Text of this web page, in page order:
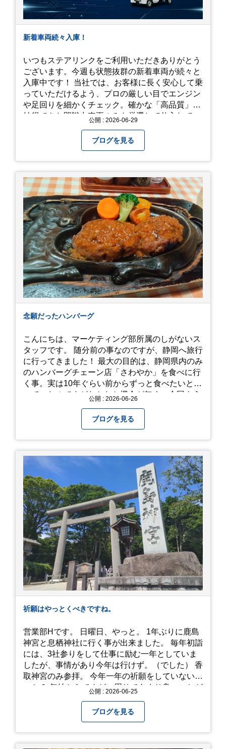
新着車両続々入庫！
いつもステアリンクをご利用いただきありがとう
ございます。今週も状態抜群の新着車両が続々と
入庫中です！ 当社では、お客様に長く安心して乗
っていただけるよう、プロの厳しい目でエンジン
や足回りを細かくチェック。確かな「高品質」と
納得できた即戦力車両のみを厳選して仕入れてい
公開 : 2026-06-29
ブログを見る
念願だったハンバーグ
こんにちは、マーケティング部所属のしがないス
タッフです。 随分前の事なのですが、静岡へ旅行
に行ってきました！ 最大の目的は、静岡県内のみ
のハンバーグチェーン店「さわやか」を食べに行
く事。実は10年ぐらい前からずっと食べたいと思
っていたのですがなかなか機会が無く、今回よう
って待機する事になったのですが、、10時頃にも
らった整理券で、お店に入れるのは12時過ぎ頃で
した。大人気とは聞いていましたがここまでと
は、、！！ 駅前ショッピングモール内の店舗だっ
たのでお買い物をしつつ待機して遂に入店。ハン
バーグはレアな焼き加減でとってもジューシーで
最高に美味しかったです！！目の前で店員さんが
カットしてくれるのもとっても良かったです。 こ
れは何個でも行けてしまう勢い、、！！！ 皆様も
静岡へ行く予定がありましたら是非とも召し上が
って見てください！予約は行っていないようなの
で、時と場合とタイミングと要相談で
す、、！！！
公開 : 2026-06-26
ブログを見る
祈願はやっとくべきですね。
営業部Hです。 日曜日、やっと。 1年ぶりに鹿島
神宮と息栖神社に行く事が出来ました。 毎年初詣
には、3社参りをして仕事に励む一年としていま
したが、事情があり今年は行けず。（でした） 香
取神宮のみ参拝。 今年一年の祈願をしていないせ
いか？ 年始からですが、周りであまり良いことが
から、あっという間に半年が過ぎやっとこさ。 3
日後のこと。不思議ですね。 気にかかる事1つ
目。友人の長期入院から退院の知らせあり！ 気に
かかる事2つ目。疎遠だった知人の訪問あり！ 気
公開 : 2026-06-25
ブログを見る